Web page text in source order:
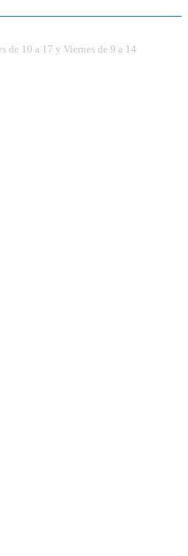
de 10 a 17 y Viernes de 9 a 14